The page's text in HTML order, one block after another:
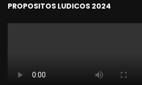
PROPOSITOS LUDICOS 2024